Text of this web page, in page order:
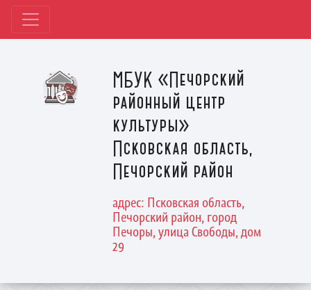
МБУК «Печорский
районный центр
культуры»
Псковская область,
Печорский район
адрес: Псковская область,
Печорский район, город
Печоры, улица Свободы, дом
29